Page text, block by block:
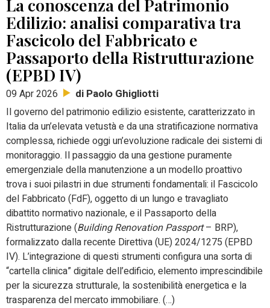
La conoscenza del Patrimonio
Edilizio: analisi comparativa tra
Fascicolo del Fabbricato e
Passaporto della Ristrutturazione
(EPBD IV)
09 Apr 2026 di Paolo Ghigliotti
Il governo del patrimonio edilizio esistente, caratterizzato in
Italia da un’elevata vetustà e da una stratificazione normativa
complessa, richiede oggi un’evoluzione radicale dei sistemi di
monitoraggio. Il passaggio da una gestione puramente
emergenziale della manutenzione a un modello proattivo
trova i suoi pilastri in due strumenti fondamentali: il Fascicolo
del Fabbricato (FdF), oggetto di un lungo e travagliato
dibattito normativo nazionale, e il Passaporto della
Ristrutturazione (Building Renovation Passport– BRP),
formalizzato dalla recente Direttiva (UE) 2024/1275 (EPBD
IV). L’integrazione di questi strumenti configura una sorta di
“cartella clinica” digitale dell’edificio, elemento imprescindibile
per la sicurezza strutturale, la sostenibilità energetica e la
trasparenza del mercato immobiliare. (…)